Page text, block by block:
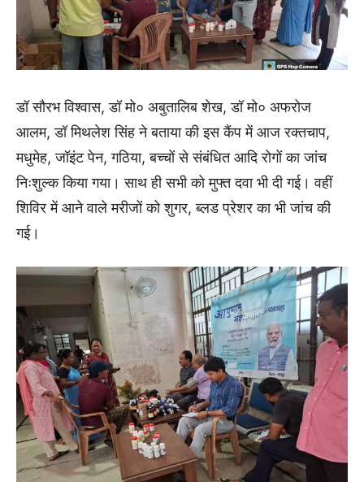
डॉ सौरभ विश्वास, डॉ मो० अबुतालिब शेख, डॉ मो० अफरोज
आलम, डॉ मिथलेश सिंह ने बताया की इस कैंप में आज रक्तचाप,
मधुमेह, जॉइंट पेन, गठिया, बच्चों से संबंधित आदि रोगों का जांच
निःशुल्क किया गया। साथ ही सभी को मुफ्त दवा भी दी गई। वहीं
शिविर में आने वाले मरीजों को शुगर, ब्लड प्रेशर का भी जांच की
गई।